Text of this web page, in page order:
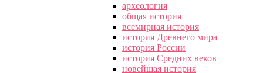
археология
общая история
всемирная история
история Древнего мира
история России
история Средних веков
новейшая история